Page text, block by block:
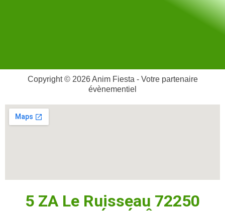
Copyright © 2026 Anim Fiesta - Votre partenaire
évènementiel
5 ZA Le Ruisseau 72250